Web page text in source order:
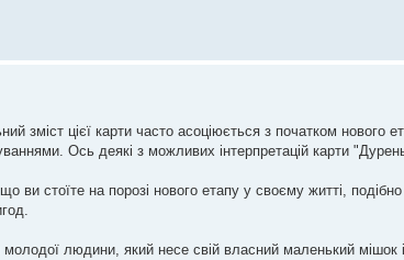
зміст цієї карти часто асоціюється з початком нового
Ось деякі з можливих інтерпретацій карти
стоїте на порозі нового етапу у своєму житті,
людини, який несе свій власний маленький мішок